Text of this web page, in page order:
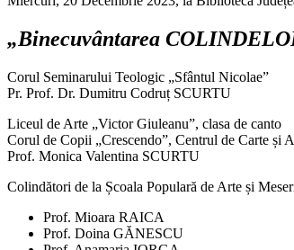
„Binecuvântarea
Corul Seminarului Teologic „Sfântul Nicolae”
Pr. Prof. Dr. Dumitru Codruț SCURTU
Liceul de Arte „Victor Giuleanu”, clasa de canto
Corul de Copii „Crescendo”, Centrul de Carte și
Prof. Monica Valentina SCURTU
Colindători de la Școala Populară de Arte și
Prof. Mioara RAICA
Prof. Doina GĂNESCU